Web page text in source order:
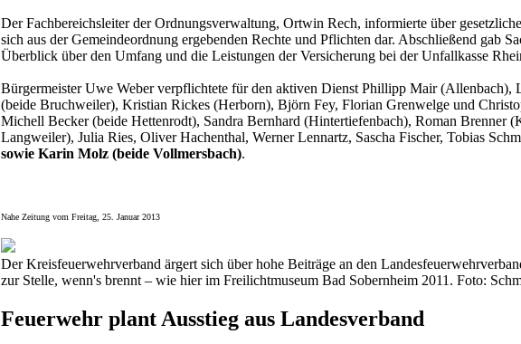
Der Fachbereichsleiter der Ordnungsverwaltung, Ortwin Rech, informierte über
sich aus der Gemeindeordnung ergebenden Rechte und Pflichten dar. Abschließend gab
Überblick über den Umfang und die Leistungen der Versicherung bei der Unfallkasse
Bürgermeister Uwe Weber verpflichtete für den aktiven Dienst Phillipp Mair (Allenbach),
(beide Bruchweiler), Kristian Rickes (Herborn), Björn Fey, Florian Grenwelge und
Michell Becker (beide Hettenrodt), Sandra Bernhard (Hintertiefenbach), Roman Brenner
Langweiler), Julia Ries, Oliver Hachenthal, Werner Lennartz, Sascha Fischer, Tobias
sowie Karin Molz (beide Vollmersbach).
Nahe Zeitung vom Freitag, 25. Januar 2013
Der Kreisfeuerwehrverband ärgert sich über hohe Beiträge an den
zur Stelle, wenn's brennt – wie hier im Freilichtmuseum Bad Sobernheim 2011. Foto:
Feuerwehr plant Ausstieg aus Landesverband